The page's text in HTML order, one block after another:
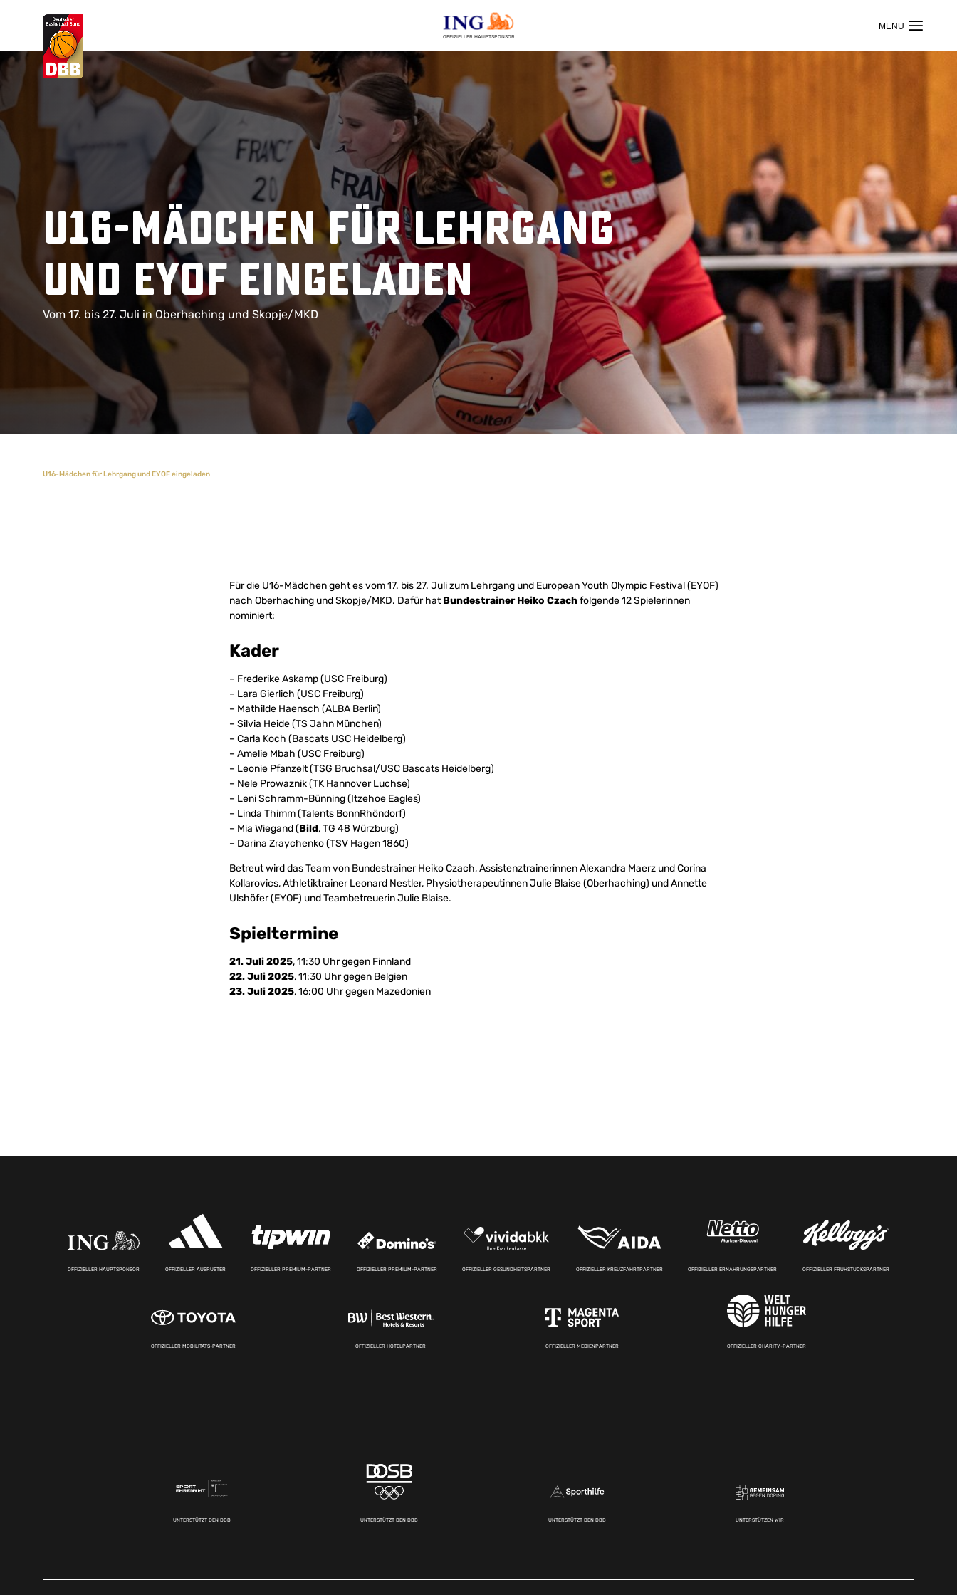
OFFIZIELLER HAUPTSPONSOR
Suchvorschläge
Dolor Sit
U16-Mädchen für Lehrgang
und EYOF eingeladen
Vom 17. bis 27. Juli in Oberhaching und Skopje/MKD
U16-Mädchen für Lehrgang und EYOF eingeladen
Für die U16-Mädchen geht es vom 17. bis 27. Juli zum Lehrgang und European Youth Olympic Festival (EYOF)
nach Oberhaching und Skopje/MKD. Dafür hatBundestrainer Heiko Czachfolgende 12 Spielerinnen
nominiert:
Kader
– Frederike Askamp (USC Freiburg)
– Lara Gierlich (USC Freiburg)
– Mathilde Haensch (ALBA Berlin)
– Silvia Heide (TS Jahn München)
– Carla Koch (Bascats USC Heidelberg)
– Amelie Mbah (USC Freiburg)
– Leonie Pfanzelt (TSG Bruchsal/USC Bascats Heidelberg)
– Nele Prowaznik (TK Hannover Luchse)
– Leni Schramm-Bünning (Itzehoe Eagles)
– Linda Thimm (Talents BonnRhöndorf)
– Mia Wiegand (Bild, TG 48 Würzburg)
– Darina Zraychenko (TSV Hagen 1860)
Betreut wird das Team von Bundestrainer Heiko Czach, Assistenztrainerinnen Alexandra Maerz und Corina
Kollarovics, Athletiktrainer Leonard Nestler, Physiotherapeutinnen Julie Blaise (Oberhaching) und Annette
Ulshöfer (EYOF) und Teambetreuerin Julie Blaise.
Spieltermine
21. Juli 2025, 11:30 Uhr gegen Finnland
22. Juli 2025, 11:30 Uhr gegen Belgien
23. Juli 2025, 16:00 Uhr gegen Mazedonien
OFFIZIELLER HAUPTSPONSOR OFFIZIELLER AUSRÜSTER OFFIZIELLER PREMIUM-PARTNER OFFIZIELLER PREMIUM-PARTNER OFFIZIELLER GESUNDHEITSPARTNER OFFIZIELLER KREUZFAHRTPARTNER OFFIZIELLER ERNÄHRUNGSPARTNER OFFIZIELLER FRÜHSTÜCKSPARTNER
OFFIZIELLER MOBILITÄTS-PARTNER OFFIZIELLER HOTELPARTNER OFFIZIELLER MEDIENPARTNER OFFIZIELLER CHARITY-PARTNER
UNTERSTÜTZT DEN DBB UNTERSTÜTZT DEN DBB UNTERSTÜTZT DEN DBB UNTERSTÜTZEN WIR